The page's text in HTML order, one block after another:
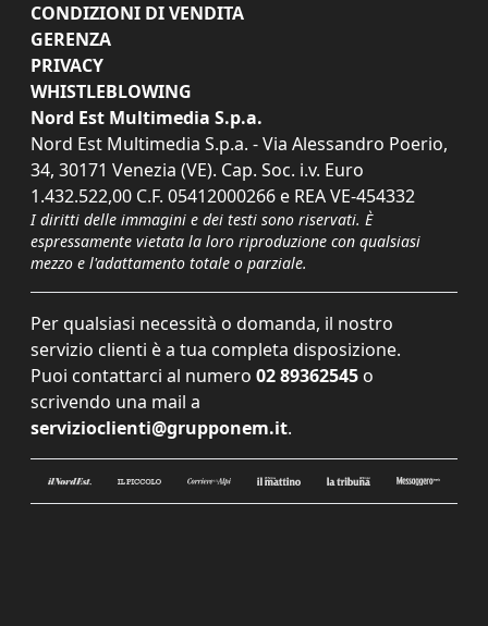
CONDIZIONI DI VENDITA
GERENZA
PRIVACY
WHISTLEBLOWING
Nord Est Multimedia S.p.a.
Nord Est Multimedia S.p.a. - Via Alessandro Poerio,
34, 30171 Venezia (VE). Cap. Soc. i.v. Euro
1.432.522,00 C.F. 05412000266 e REA VE-454332
I diritti delle immagini e dei testi sono riservati. È
espressamente vietata la loro riproduzione con qualsiasi
mezzo e l'adattamento totale o parziale.
Per qualsiasi necessità o domanda, il nostro
servizio clienti è a tua completa disposizione.
Puoi contattarci al numero 02 89362545 o
scrivendo una mail a
servizioclienti@grupponem.it.